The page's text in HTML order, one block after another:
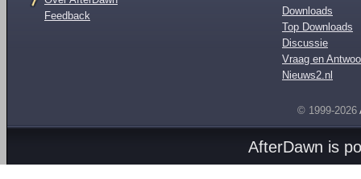
Feedback
Downloads
Top Downloads
Discussie
Vraag en
Nieuws2.nl
© 1999-2026
AfterDawn is